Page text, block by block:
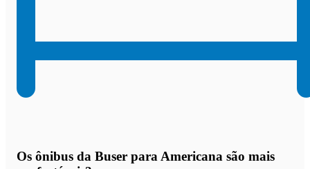
Os ônibus da Buser para Americana são mais